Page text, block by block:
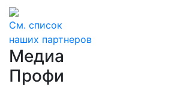
См. список
наших партнеров
Медиа
Профи